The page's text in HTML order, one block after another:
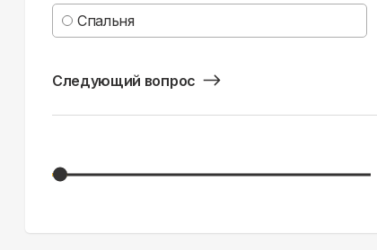
Спальня
Следующий вопрос